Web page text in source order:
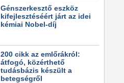
Génszerkesztő eszköz
kifejlesztéséért járt az idei
kémiai Nobel-díj
200 cikk az emlőrákról:
átfogó, közérthető
tudásbázis készült a
betegségről